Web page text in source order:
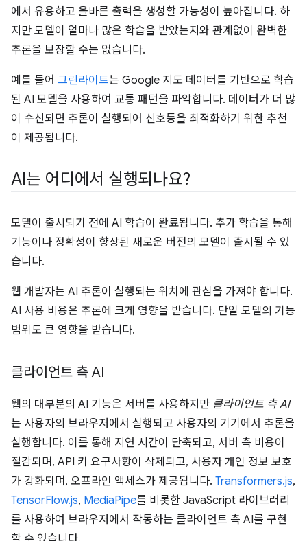
에서 유용하고 올바른 출력을 생성할 가능성이 높아집니다. 하
지만 모델이 얼마나 많은 학습을 받았는지와 관계없이 완벽한
추론을 보장할 수는 없습니다.
예를 들어 그린라이트는 Google 지도 데이터를 기반으로 학습
된 AI 모델을 사용하여 교통 패턴을 파악합니다. 데이터가 더 많
이 수신되면 추론이 실행되어 신호등을 최적화하기 위한 추천
이 제공됩니다.
AI는 어디에서 실행되나요?
모델이 출시되기 전에 AI 학습이 완료됩니다. 추가 학습을 통해
기능이나 정확성이 향상된 새로운 버전의 모델이 출시될 수 있
습니다.
웹 개발자는 AI 추론이 실행되는 위치에 관심을 가져야 합니다.
AI 사용 비용은 추론에 크게 영향을 받습니다. 단일 모델의 기능
범위도 큰 영향을 받습니다.
클라이언트 측 AI
웹의 대부분의 AI 기능은 서버를 사용하지만 클라이언트 측 AI
는 사용자의 브라우저에서 실행되고 사용자의 기기에서 추론을
실행합니다. 이를 통해 지연 시간이 단축되고, 서버 측 비용이
절감되며, API 키 요구사항이 삭제되고, 사용자 개인 정보 보호
가 강화되며, 오프라인 액세스가 제공됩니다. Transformers.js,
TensorFlow.js, MediaPipe를 비롯한 JavaScript 라이브러리
를 사용하여 브라우저에서 작동하는 클라이언트 측 AI를 구현